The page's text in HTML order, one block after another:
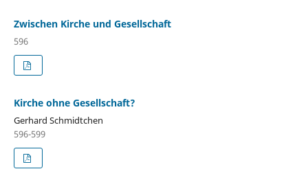
Zwischen Kirche und Gesellschaft
596
Kirche ohne Gesellschaft?
Gerhard Schmidtchen
596-599